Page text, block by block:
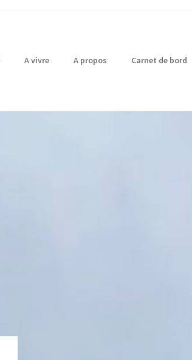
A vivre A propos Carnet de bord